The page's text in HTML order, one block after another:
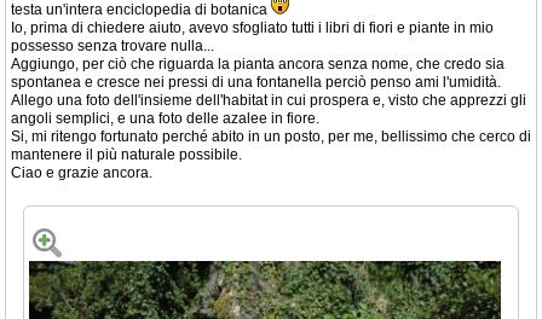
testa un'intera enciclopedia di botanica
Io, prima di chiedere aiuto, avevo sfogliato tutti i libri di fiori e piante in mio
possesso senza trovare nulla...
Aggiungo, per ciò che riguarda la pianta ancora senza nome, che credo sia
spontanea e cresce nei pressi di una fontanella perciò penso ami l'umidità.
Allego una foto dell'insieme dell'habitat in cui prospera e, visto che apprezzi gli
angoli semplici, e una foto delle azalee in fiore.
Si, mi ritengo fortunato perché abito in un posto, per me, bellissimo che cerco di
mantenere il più naturale possibile.
Ciao e grazie ancora.